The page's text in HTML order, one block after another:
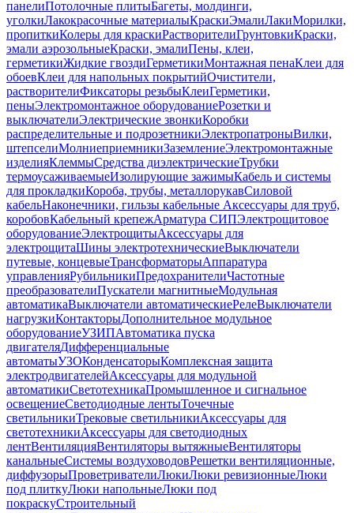
панелиПотолочные плитыБагеты, молдинги,
уголкиЛакокрасочные материалыКраскиЭмалиЛакиМорилки,
пропиткиКолеры для краскиРастворителиГрунтовкиКраски,
эмали аэрозольныеКраски, эмалиПены, клеи,
герметикиЖидкие гвоздиГерметикиМонтажная пенаКлеи для
обоевКлеи для напольных покрытийОчистители,
растворителиФиксаторы резьбыКлеиГерметики,
пеныЭлектромонтажное оборудованиеРозетки и
выключателиЭлектрические звонкиКоробки
распределительные и подрозетникиЭлектропатроныВилки,
штепселиМолниеприемникиЗаземлениеЭлектромонтажные
изделияКлеммыСредства диэлектрическиеТрубки
термоусаживаемыеИзолирующие зажимыКабель и системы
для прокладкиКороба, трубы, металлорукавСиловой
кабельНаконечники, гильзы кабельные Аксессуары для труб,
коробовКабельный крепежАрматура СИПЭлектрощитовое
оборудованиеЭлектрощитыАксессуары для
электрощитаШины электротехническиеВыключатели
путевые, концевыеТрансформаторыАппаратура
управленияРубильникиПредохранителиЧастотные
преобразователиПускатели магнитныеМодульная
автоматикаВыключатели автоматическиеРелеВыключатели
нагрузкиКонтакторыДополнительное модульное
оборудованиеУЗИПАвтоматика пуска
двигателяДифференциальные
автоматыУЗОКонденсаторыКомплексная защита
электродвигателейАксессуары для модульной
автоматикиСветотехникаПромышленное и сигнальное
освещениеСветодиодные лентыТочечные
светильникиТрековые светильникиАксессуары для
светотехникиАксессуары для светодиодных
лентВентиляцияВентиляторы вытяжныеВентиляторы
канальныеСистемы воздуховодовРешетки вентиляционные,
диффузорыПроветривателиЛюкиЛюки ревизионныеЛюки
под плиткуЛюки напольныеЛюки под
покраскуСтроительный